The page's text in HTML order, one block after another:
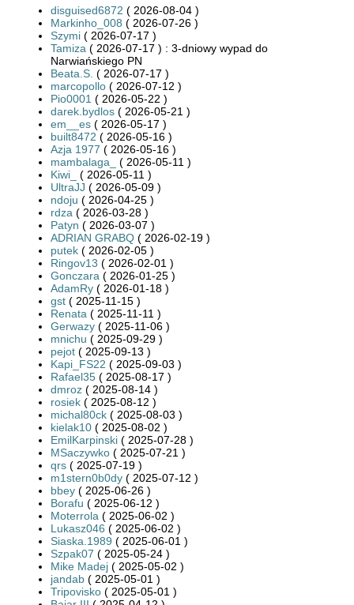
disguised6872 ( 2026-08-04 )
Markinho_008 ( 2026-07-26 )
Szymi ( 2026-07-17 )
Tamiza ( 2026-07-17 ) : 3-dniowy wypad do
Narwiańskiego PN
Beata.S. ( 2026-07-17 )
marcopollo ( 2026-07-12 )
Pio0001 ( 2026-05-22 )
darek.bydlos ( 2026-05-21 )
em__es ( 2026-05-17 )
built8472 ( 2026-05-16 )
Azja 1977 ( 2026-05-16 )
mambalaga_
( 2026-05-11 )
Kiwi_
( 2026-05-11 )
UltraJJ ( 2026-05-09 )
ndoju ( 2026-04-25 )
rdza ( 2026-03-28 )
Patyn ( 2026-03-07 )
ADRIAN GRABQ ( 2026-02-19 )
putek ( 2026-02-05 )
Ringov13 ( 2026-02-01 )
Gonczara ( 2026-01-25 )
AdamRy ( 2026-01-18 )
gst ( 2025-11-15 )
Renata ( 2025-11-11 )
Gerwazy ( 2025-11-06 )
mnichu ( 2025-09-29 )
pejot ( 2025-09-13 )
Kapi_FS22 ( 2025-09-03 )
Rafael35 ( 2025-08-17 )
dmroz ( 2025-08-14 )
rosiek ( 2025-08-12 )
michal80ck ( 2025-08-03 )
kielak10 ( 2025-08-02 )
EmilKarpinski ( 2025-07-28 )
MSaczywko ( 2025-07-21 )
qrs ( 2025-07-19 )
m1stern0b0dy ( 2025-07-12 )
bbey ( 2025-06-26 )
Borafu ( 2025-06-12 )
Moterrola ( 2025-06-02 )
Lukasz046 ( 2025-06-02 )
Siaska.1989 ( 2025-06-01 )
Szpak07 ( 2025-05-24 )
Mike Madej ( 2025-05-02 )
jandab ( 2025-05-01 )
Tripovisko ( 2025-05-01 )